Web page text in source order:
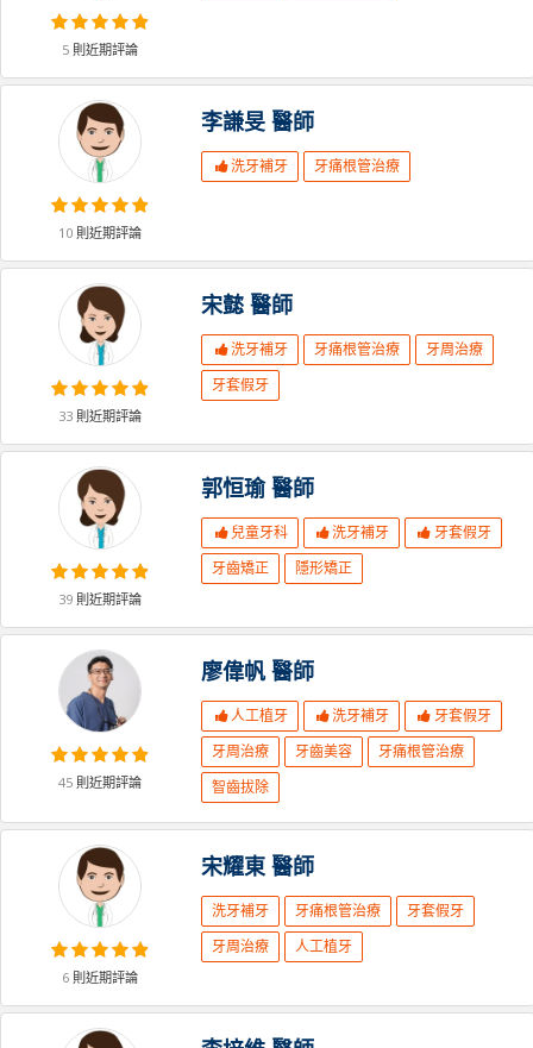
5則近期評論
10則近期評論
李謙旻 醫師
洗牙補牙 牙痛根管治療
33則近期評論
宋懿 醫師
洗牙補牙 牙痛根管治療
牙周治療
牙套假牙
39則近期評論
郭恒瑜 醫師
兒童牙科 洗牙補牙
牙套假牙
牙齒矯正
隱形矯正
45則近期評論
廖偉帆 醫師
人工植牙 洗牙補牙
牙套假牙
牙周治療
牙齒美容
牙痛根管治療
智齒拔除
6則近期評論
宋耀東 醫師
洗牙補牙 牙痛根管治療
牙套假牙
牙周治療
人工植牙